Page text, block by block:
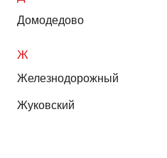
Домодедово
Ж
Железнодорожный
Жуковский